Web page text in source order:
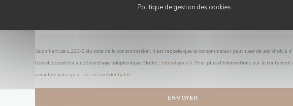
Politique de gestion des cookies
Selon l'article L.223-2 du code de la consommation, il est rappelé que le consommateur peut user de son droit à
liste d'opposition au démarchage téléphonique Bloctel : bloctel.gouv.fr. Pour plus d'informations sur le traitement
consultez notre politique de confidentialité.